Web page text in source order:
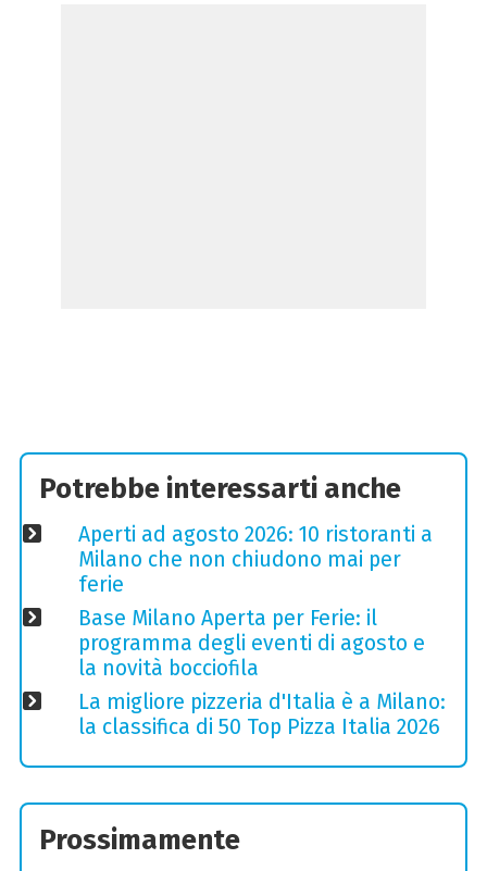
Potrebbe interessarti anche
Aperti ad agosto 2026: 10 ristoranti a
Milano che non chiudono mai per
ferie
Base Milano Aperta per Ferie: il
programma degli eventi di agosto e
la novità bocciofila
La migliore pizzeria d'Italia è a Milano:
la classifica di 50 Top Pizza Italia 2026
Prossimamente